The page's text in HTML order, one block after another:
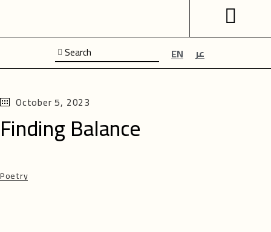
EN عر
October 5, 2023
Finding Balance
Poetry